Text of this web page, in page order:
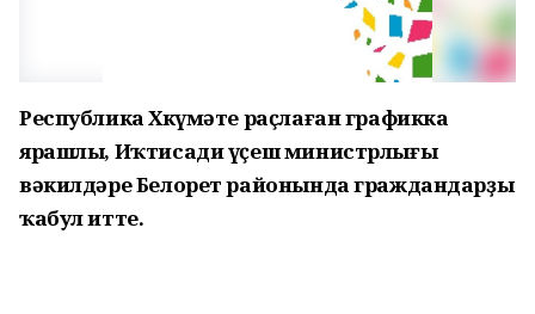
Республика Хөкүмәте раҫлаған графикка
ярашлы, Иҡтисади үҫеш министрлығы
вәкилдәре Белорет районында граждандарҙы
ҡабул итте.